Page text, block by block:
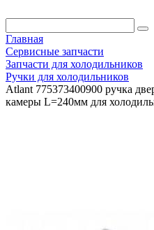
Главная
Сервисные запчасти
Запчасти для холодильников
Ручки для холодильников
Atlant 775373400900 ручка
камеры L=240мм для